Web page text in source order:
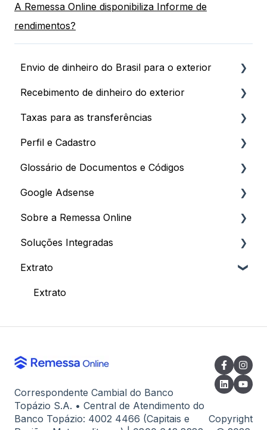
A Remessa Online disponibiliza Informe de
rendimentos?
Envio de dinheiro do Brasil para o exterior
Passo a Passo e Prazos
Pagamento da Remessa
Limites e Documentação
Envio como Pessoa Jurídica (Business)
Cotações, Taxas e Cancelamentos
Conceitos e Tributação
Recebimento de dinheiro do exterior
Primeiros Passos e Prazos
Plataformas Digitais e Stocks
Recebimento para Pessoa Jurídica
Documentação e Invoice
Dados Bancários e Configurações
Taxas para as transferências
Taxas
Impostos
Descontos e Programa de Afiliados
Perfil e Cadastro
Processo de Cadastro
Dados Cadastrais
Documentação para Cadastro
Como criar sua Conta
Glossário de Documentos e Códigos
Documentos
Códigos
Google Adsense
Processo de Recebimento
Dados Bancários e Comprovantes
Sobre a Remessa Online
Informações
Atendimento
Soluções Integradas
Para Clientes
Extrato
Extrato
Correspondente Cambial do Banco
Topázio S.A. • Central de Atendimento do
Banco Topázio: 4002 4466 (Capitais e
Copyright